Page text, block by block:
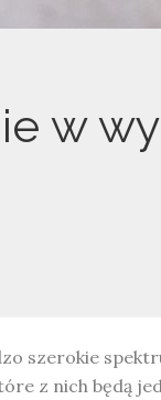
w
szerokie
z nich będą